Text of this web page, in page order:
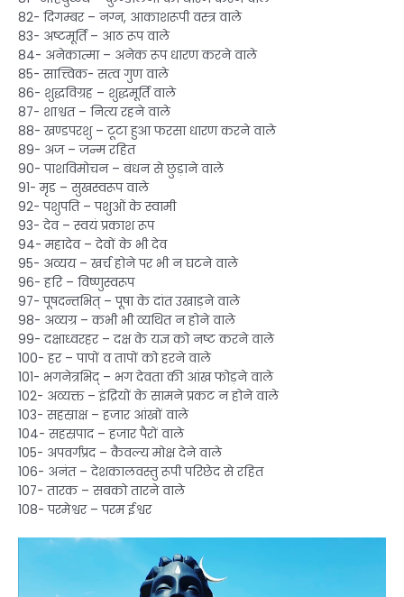
82- दिगम्बर – नग्न, आकाशरूपी वस्त्र वाले
83- अष्टमूर्ति – आठ रूप वाले
84- अनेकात्मा – अनेक रूप धारण करने वाले
85- सात्त्विक- सत्व गुण वाले
86- शुद्धविग्रह – शुद्धमूर्ति वाले
87- शाश्वत – नित्य रहने वाले
88- खण्डपरशु – टूटा हुआ फरसा धारण करने वाले
89- अज – जन्म रहित
90- पाशविमोचन – बंधन से छुड़ाने वाले
91- मृड – सुखस्वरूप वाले
92- पशुपति – पशुओं के स्वामी
93- देव – स्वयं प्रकाश रूप
94- महादेव – देवों के भी देव
95- अव्यय – खर्च होने पर भी न घटने वाले
96- हरि – विष्णुस्वरूप
97- पूषदन्तभित् – पूषा के दांत उखाड़ने वाले
98- अव्यग्र – कभी भी व्यथित न होने वाले
99- दक्षाध्वरहर – दक्ष के यज्ञ को नष्ट करने वाले
100- हर – पापों व तापों को हरने वाले
101- भगनेत्रभिद् – भग देवता की आंख फोड़ने वाले
102- अव्यक्त – इंद्रियों के सामने प्रकट न होने वाले
103- सहस्राक्ष – हजार आंखों वाले
104- सहस्रपाद – हजार पैरों वाले
105- अपवर्गप्रद – कैवल्य मोक्ष देने वाले
106- अनंत – देशकालवस्तु रूपी परिछेद से रहित
107- तारक – सबको तारने वाले
108- परमेश्वर – परम ईश्वर